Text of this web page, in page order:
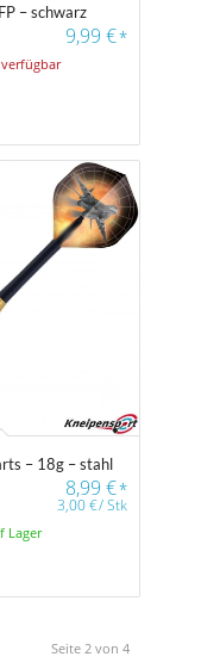
– schwarz
9,99 €*
– 18g – stahl
8,99 €*
3,00€/Stk
Lager
Seite 2 von 4